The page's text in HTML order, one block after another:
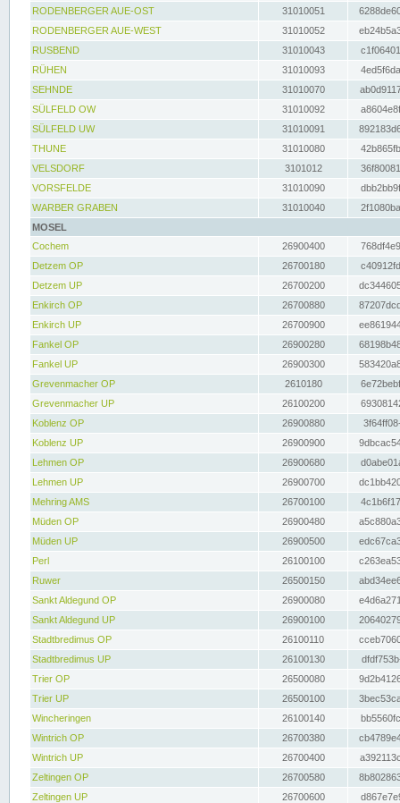
RODENBERGER AUE-OST
31010051
RODENBERGER AUE-WEST
31010052
RUSBEND
31010043
RÜHEN
31010093
SEHNDE
31010070
SÜLFELD OW
31010092
SÜLFELD UW
31010091
THUNE
31010080
VELSDORF
3101012
VORSFELDE
31010090
WARBER GRABEN
31010040
MOSEL
Cochem
26900400
Detzem OP
26700180
Detzem UP
26700200
Enkirch OP
26700880
Enkirch UP
26700900
Fankel OP
26900280
Fankel UP
26900300
Grevenmacher OP
2610180
Grevenmacher UP
26100200
Koblenz OP
26900880
Koblenz UP
26900900
Lehmen OP
26900680
Lehmen UP
26900700
Mehring AMS
26700100
Müden OP
26900480
Müden UP
26900500
Perl
26100100
Ruwer
26500150
Sankt Aldegund OP
26900080
Sankt Aldegund UP
26900100
Stadtbredimus OP
26100110
Stadtbredimus UP
26100130
Trier OP
26500080
Trier UP
26500100
Wincheringen
26100140
Wintrich OP
26700380
Wintrich UP
26700400
Zeltingen OP
26700580
Zeltingen UP
26700600